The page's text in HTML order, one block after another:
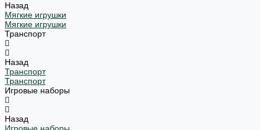
Назад
Мягкие игрушки
Мягкие игрушки
Транспорт
Назад
Транспорт
Транспорт
Игровые наборы
Назад